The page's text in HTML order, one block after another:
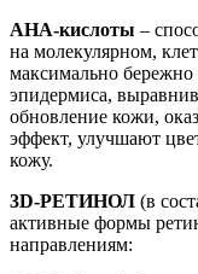
АНА-кислоты –
на молекулярном,
максимально
эпидермиса,
обновление кожи,
эффект, улучшают
кожу.
3D-РЕТИНОЛ (в
активные формы
направлениям: